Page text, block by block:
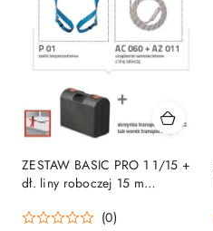
ZESTAW BASIC PRO 1 1/15 +
dł. liny roboczej 15 m
(0)